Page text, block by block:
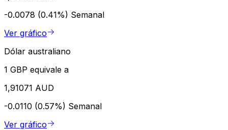
-0.0078 (0.41%) Semanal
Ver gráfico
Dólar australiano
1 GBP equivale a
1,91071 AUD
-0.0110 (0.57%) Semanal
Ver gráfico